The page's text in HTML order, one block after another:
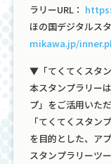
ラリーURL：
ほの国デジタルス
mikawa.jp/
▼「てくてくスタン
本スタンプラリー
プ」をご活用いた
「てくてくスタン
を目的とした、ア
スタンプラリーツー